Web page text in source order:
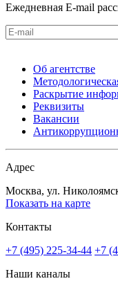
Ежедневная E-mail
Об агентстве
Раскрытие
Реквизиты
Вакансии
Адрес
Москва, ул.
Показать на карте
Контакты
+7 (495) 225-34-44 +7
Наши каналы